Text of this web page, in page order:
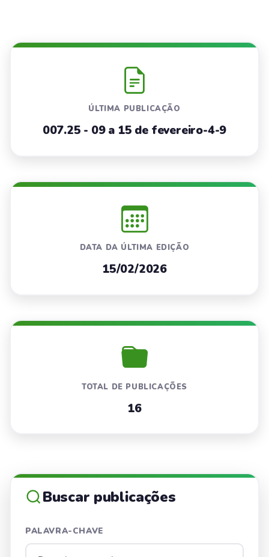
ÚLTIMA PUBLICAÇÃO
007.25 - 09 a 15 de fevereiro-4-9
DATA DA ÚLTIMA EDIÇÃO
15/02/2026
TOTAL DE PUBLICAÇÕES
16
Buscar publicações
PALAVRA-CHAVE